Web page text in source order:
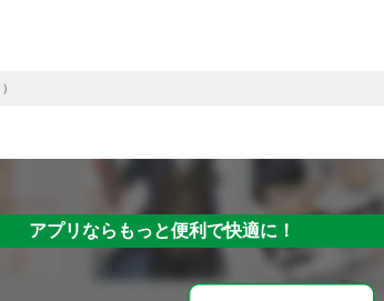
アプリならもっと便利で快適に！